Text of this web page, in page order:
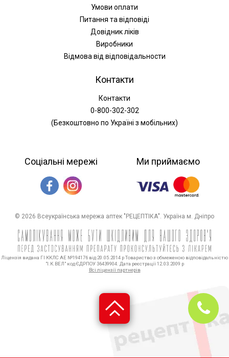
Умови оплати
Питання та відповіді
Довідник ліків
Виробники
Відмова від відповідальности
Контакти
Контакти
0-800-302-302
(Безкоштовно по Україні з мобільних)
Соціальні мережі Ми приймаємо
© 2026 Всеукраїнська мережа аптек "РЕЦЕПТІКА". Україна м. Дніпро
Ліцензія видана ГІ ККЛС АЕ №194176 від 20.05.2014 р Товариство з обмеженою відповідальністю
"І.К.ВЕЛ" код ЄДРПОУ 36439904. Дата реєстрації 12.03.2009 р
Всі ліцензії партнерів